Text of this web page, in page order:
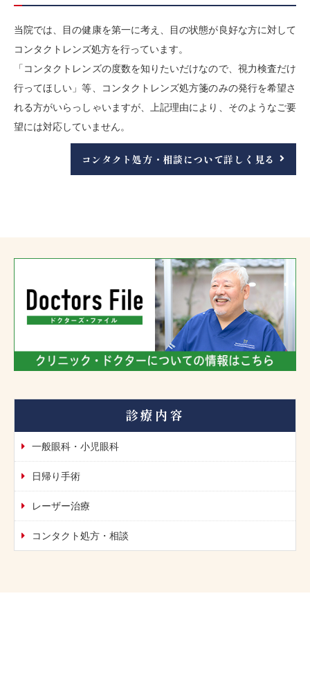
当院では、目の健康を第一に考え、目の状態が良好な方に対して
コンタクトレンズ処方を行っています。
「コンタクトレンズの度数を知りたいだけなので、視力検査だけ
行ってほしい」等、コンタクトレンズ処方箋のみの発行を希望さ
れる方がいらっしゃいますが、上記理由により、そのようなご要
望には対応していません。
コンタクト処方・相談について詳しく見る
診療内容
一般眼科・小児眼科
日帰り手術
レーザー治療
コンタクト処方・相談